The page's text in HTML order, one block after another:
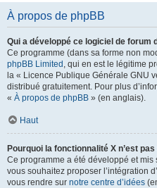
À propos de phpBB
Qui a développé ce logiciel de forum
Ce programme (dans sa forme non
phpBB Limited , qui en est le légitime
la « Licence Publique Générale GNU
distribué gratuitement. Pour plus
« À propos de phpBB » (en anglais).
Haut
Pourquoi la fonctionnalité X n’est
Ce programme a été développé et
vous souhaitez proposer l’intégration
vous rendre sur notre centre d’idées